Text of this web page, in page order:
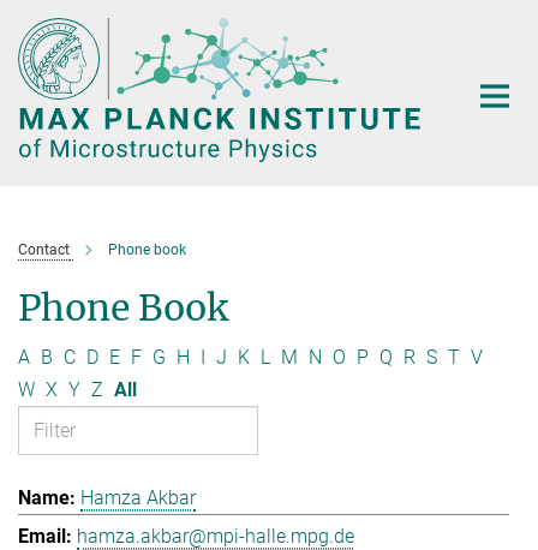
Main-
Content
Contact Phone book
Phone Book
A B C D E F G H I J K L M N O P Q R S T V
W X Y Z All
Hamza Akbar
hamza.akbar@mpi-halle.mpg.de